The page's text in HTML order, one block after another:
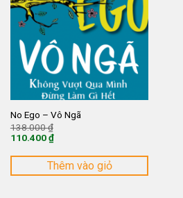
No Ego – Vô Ngã
138.000₫
138.000 ₫.
110.400₫
hiện
là:
Thêm vào giỏ